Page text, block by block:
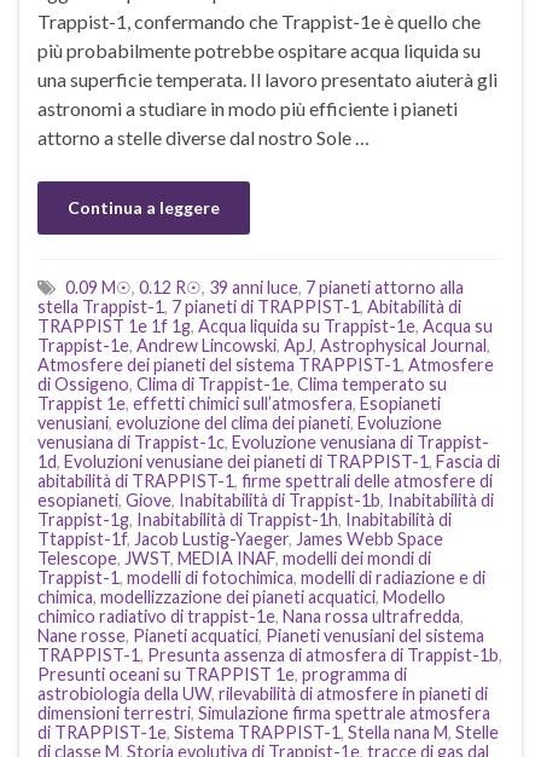
Trappist-1, confermando che Trappist-1e è quello che
più probabilmente potrebbe ospitare acqua liquida su
una superficie temperata. Il lavoro presentato aiuterà gli
astronomi a studiare in modo più efficiente i pianeti
attorno a stelle diverse dal nostro Sole …
Continua a leggere
0.09 M☉, 0.12 R☉, 39 anni luce, 7 pianeti attorno alla
stella Trappist-1, 7 pianeti di TRAPPIST-1, Abitabilità di
TRAPPIST 1e 1f 1g, Acqua liquida su Trappist-1e, Acqua su
Trappist-1e, Andrew Lincowski, ApJ, Astrophysical Journal,
Atmosfere dei pianeti del sistema TRAPPIST-1, Atmosfere
di Ossigeno, Clima di Trappist-1e, Clima temperato su
Trappist 1e, effetti chimici sull’atmosfera, Esopianeti
venusiani, evoluzione del clima dei pianeti, Evoluzione
venusiana di Trappist-1c, Evoluzione venusiana di Trappist-
1d, Evoluzioni venusiane dei pianeti di TRAPPIST-1, Fascia di
abitabilità di TRAPPIST-1, firme spettrali delle atmosfere di
esopianeti, Giove, Inabitabilità di Trappist-1b, Inabitabilità di
Trappist-1g, Inabitabilità di Trappist-1h, Inabitabilità di
Ttappist-1f, Jacob Lustig-Yaeger, James Webb Space
Telescope, JWST, MEDIA INAF, modelli dei mondi di
Trappist-1, modelli di fotochimica, modelli di radiazione e di
chimica, modellizzazione dei pianeti acquatici, Modello
chimico radiativo di trappist-1e, Nana rossa ultrafredda,
Nane rosse, Pianeti acquatici, Pianeti venusiani del sistema
TRAPPIST-1, Presunta assenza di atmosfera di Trappist-1b,
Presunti oceani su TRAPPIST 1e, programma di
astrobiologia della UW, rilevabilità di atmosfere in pianeti di
dimensioni terrestri, Simulazione firma spettrale atmosfera
di TRAPPIST-1e, Sistema TRAPPIST-1, Stella nana M, Stelle
di classe M, Storia evolutiva di Trappist-1e, tracce di gas dal